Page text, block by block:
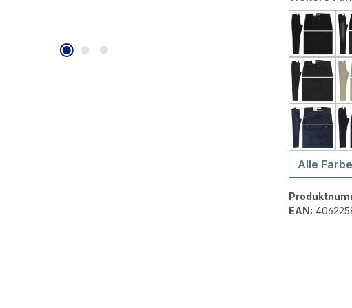
Angels
Alle
EAN: